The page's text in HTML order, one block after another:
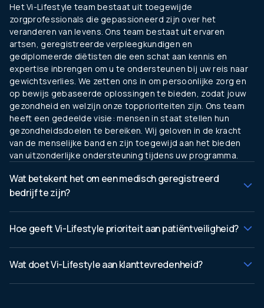
Het Vi-Lifestyle team bestaat uit toegewijde
zorgprofessionals die gepassioneerd zijn over het
veranderen van levens. Ons team bestaat uit ervaren
artsen, geregistreerde verpleegkundigen en
gediplomeerde diëtisten die een schat aan kennis en
expertise inbrengen om u te ondersteunen bij uw reis naar
gewichtsverlies. We zetten ons in om persoonlijke zorg en
op bewijs gebaseerde oplossingen te bieden, zodat jouw
gezondheid en welzijn onze topprioriteiten zijn. Ons team
heeft een gedeelde visie: mensen in staat stellen hun
gezondheidsdoelen te bereiken. Wij geloven in de kracht
van de menselijke band en zijn toegewijd aan het bieden
van uitzonderlijke ondersteuning tijdens uw programma.
Wat betekent het om een medisch geregistreerd
bedrijf te zijn?
Hoe geeft Vi-Lifestyle prioriteit aan patiëntveiligheid?
Wat doet Vi-Lifestyle aan klanttevredenheid?